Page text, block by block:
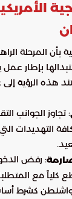
بأن المرحلة
بإطار عمل
هذه الرؤية
: تجاوز الجوانب
التهديدات
: رفض
كلياً مع
واشنطن كشرط